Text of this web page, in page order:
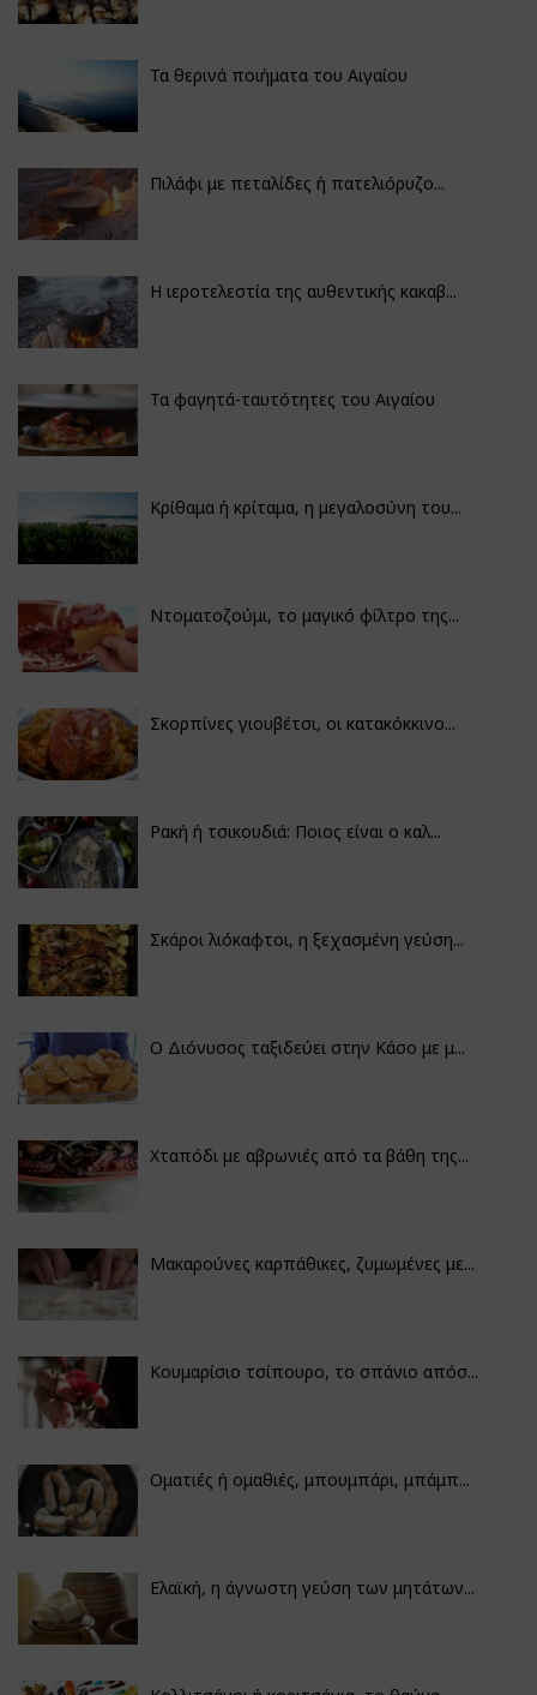
Τα θερινά ποιήματα του Αιγαίου
Πιλάφι με πεταλίδες ή πατελιόρυζο...
Η ιεροτελεστία της αυθεντικής κακαβ...
Τα φαγητά-ταυτότητες του Αιγαίου
Κρίθαμα ή κρίταμα, η μεγαλοσύνη του...
Ντοματοζούμι, το μαγικό φίλτρο της...
Σκορπίνες γιουβέτσι, οι κατακόκκινο...
Ρακή ή τσικουδιά: Ποιος είναι ο καλ...
Σκάροι λιόκαφτοι, η ξεχασμένη γεύση...
Ο Διόνυσος ταξιδεύει στην Κάσο με μ...
Χταπόδι με αβρωνιές από τα βάθη της...
Μακαρούνες καρπάθικες, ζυμωμένες με...
Κουμαρίσιο τσίπουρο, το σπάνιο απόσ...
Οματιές ή ομαθιές, μπουμπάρι, μπάμπ...
Ελαϊκή, η άγνωστη γεύση των μητάτων...